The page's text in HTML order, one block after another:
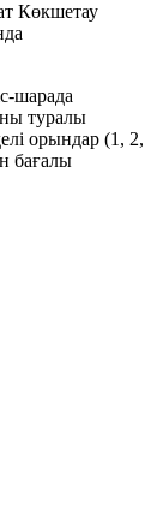
Көкшетау
шарада
туралы
орындар (1, 2,
бағалы